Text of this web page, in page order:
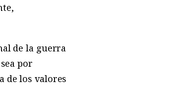
de la guerra
por
de los valores